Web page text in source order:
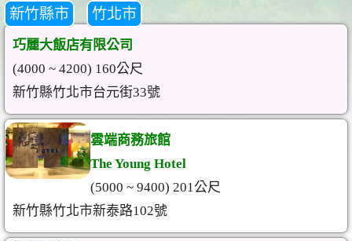
新竹縣市 竹北市
巧麗大飯店有限公司
(4000 ~ 4200) 160公尺
新竹縣竹北市台元街33號
雲端商務旅館
The Young Hotel
(5000 ~ 9400) 201公尺
新竹縣竹北市新泰路102號